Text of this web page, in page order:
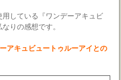
している『ワンデーアキュビ
りの感想です。
アキュビュートゥルーアイとの